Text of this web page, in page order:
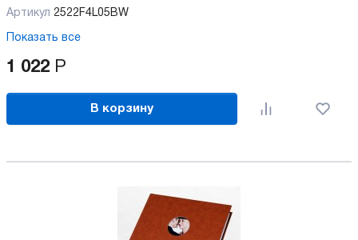
Артикул 2522F4L05BW
Показать все
1 022 Р
В корзину